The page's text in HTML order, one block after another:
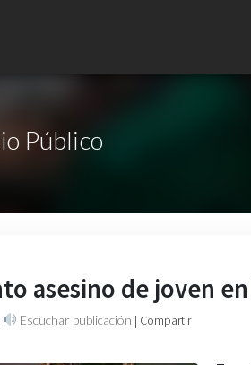
Público
asesino de joven
Escuchar publicación | Compartir